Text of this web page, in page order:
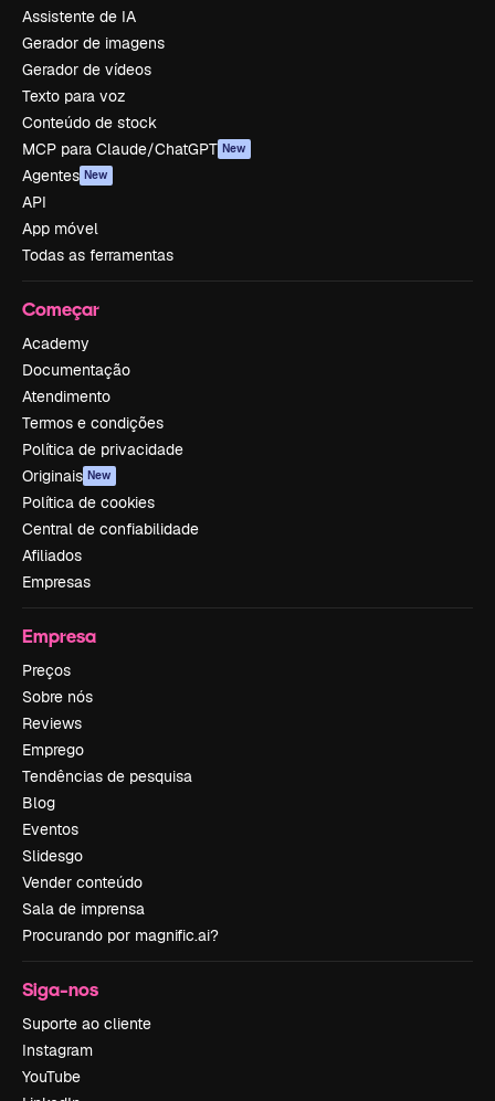
Assistente de IA
Gerador de imagens
Gerador de vídeos
Texto para voz
Conteúdo de stock
MCP para Claude/ChatGPT New
Agentes New
API
App móvel
Todas as ferramentas
Começar
Academy
Documentação
Atendimento
Termos e condições
Política de privacidade
Originais New
Política de cookies
Central de confiabilidade
Afiliados
Empresas
Empresa
Preços
Sobre nós
Reviews
Emprego
Tendências de pesquisa
Blog
Eventos
Slidesgo
Vender conteúdo
Sala de imprensa
Procurando por magnific.ai?
Siga-nos
Suporte ao cliente
Instagram
YouTube